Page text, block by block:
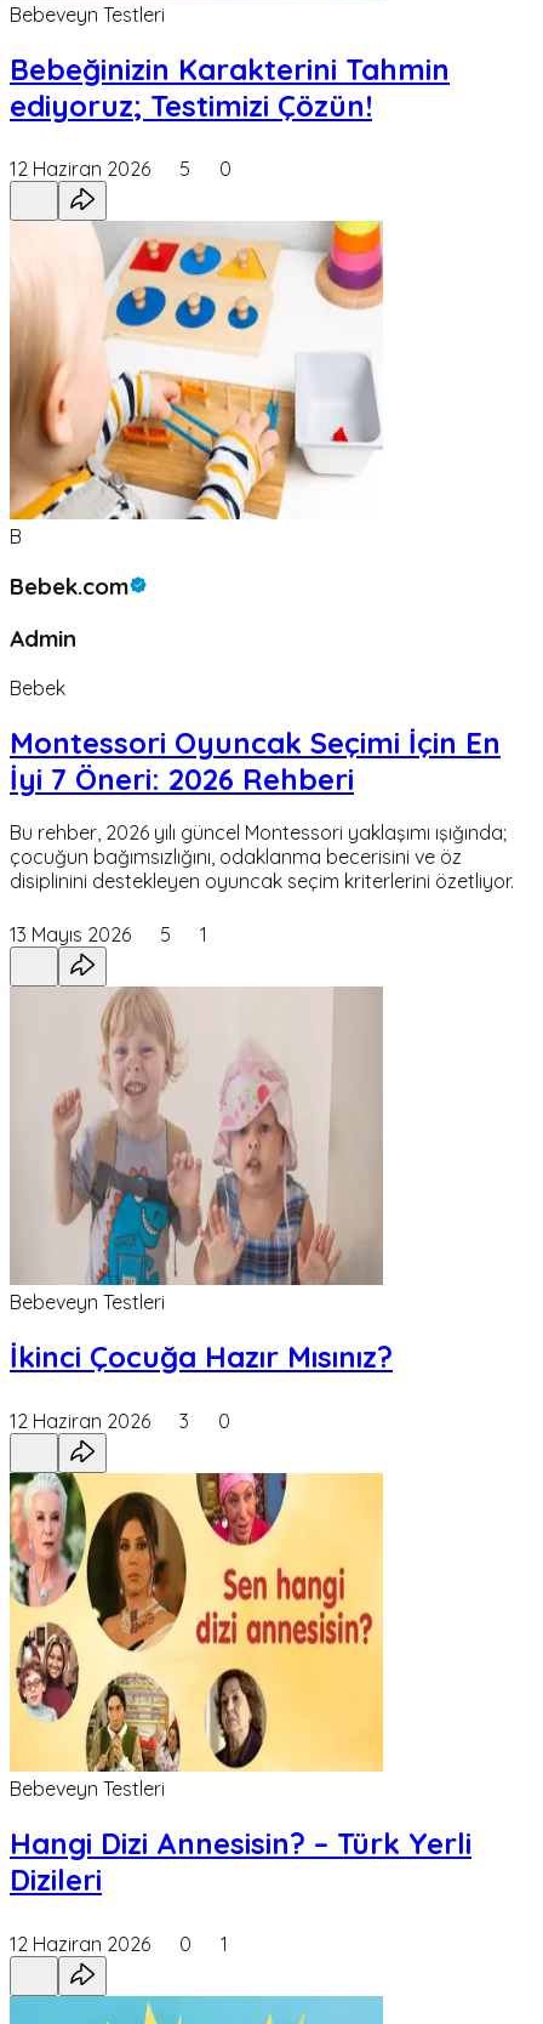
Bebeveyn Testleri
Bebeğinizin Karakterini Tahmin
ediyoruz; Testimizi Çözün!
12 Haziran 2026 5 0
B
Bebek.com
Admin
Bebek
Montessori Oyuncak Seçimi İçin En
İyi 7 Öneri: 2026 Rehberi
Bu rehber, 2026 yılı güncel Montessori yaklaşımı ışığında;
çocuğun bağımsızlığını, odaklanma becerisini ve öz
disiplinini destekleyen oyuncak seçim kriterlerini özetliyor.
13 Mayıs 2026 5 1
Bebeveyn Testleri
İkinci Çocuğa Hazır Mısınız?
12 Haziran 2026 3 0
Bebeveyn Testleri
Hangi Dizi Annesisin? – Türk Yerli
Dizileri
12 Haziran 2026 0 1